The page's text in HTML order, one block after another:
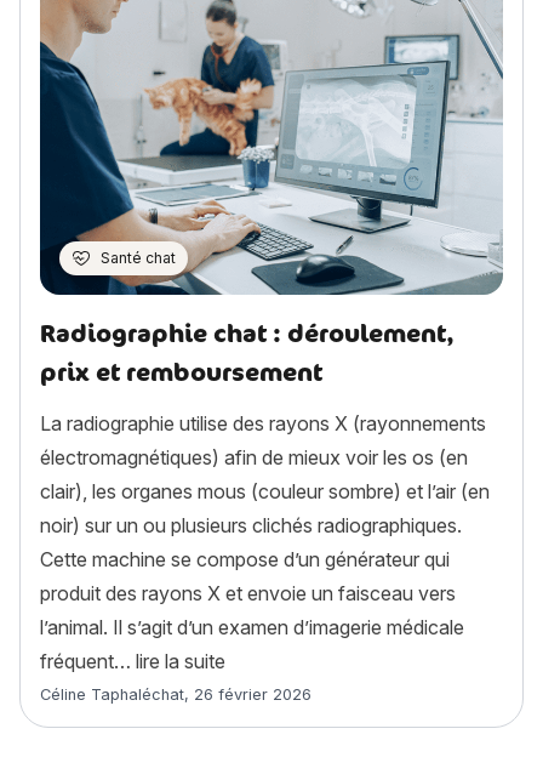
Santé chat
Radiographie chat : déroulement,
prix et remboursement
La radiographie utilise des rayons X (rayonnements
électromagnétiques) afin de mieux voir les os (en
clair), les organes mous (couleur sombre) et l’air (en
noir) sur un ou plusieurs clichés radiographiques.
Cette machine se compose d’un générateur qui
produit des rayons X et envoie un faisceau vers
l’animal. Il s’agit d’un examen d’imagerie médicale
fréquent… lire la suite
Article rédigé par
Céline Taphaléchat, 26 février 2026